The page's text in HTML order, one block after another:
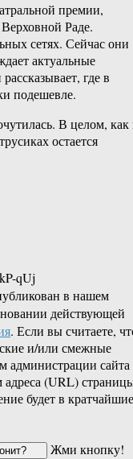
премии,
Раде.
сетях. Сейчас они
актуальные
где в
подешевле.
В целом, как
остается
qUj
в нашем
действующей
. Если вы считаете,
и/или смежные
администрации сайта
адреса (URL)
будет в кратчайшие
Жми кнопку!